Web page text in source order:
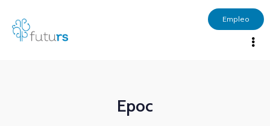
Empleo
Epoc